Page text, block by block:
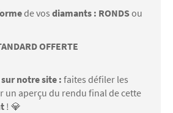
de vos diamants : RONDSou
OFFERTE
notre site : faites défiler les
un aperçu du rendu final de cette
! 💎